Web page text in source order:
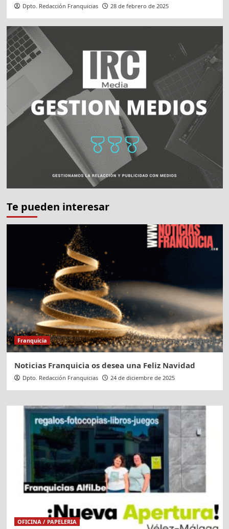
Dpto. Redacción Franquicias 28 de febrero de 2025
Te pueden interesar
Franquicia
Noticias Franquicia os desea una Feliz Navidad
Dpto. Redacción Franquicias 24 de diciembre de 2025
OFICINA / PAPELERIA